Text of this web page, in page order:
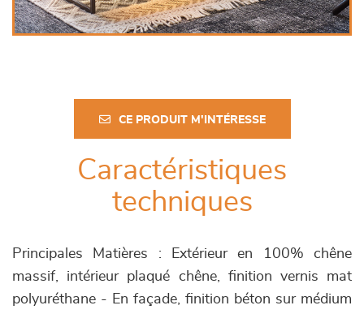
CE PRODUIT M'INTÉRESSE
Caractéristiques
techniques
Principales Matières : Extérieur en 100% chêne
massif, intérieur plaqué chêne, finition vernis mat
polyuréthane - En façade, finition béton sur médium